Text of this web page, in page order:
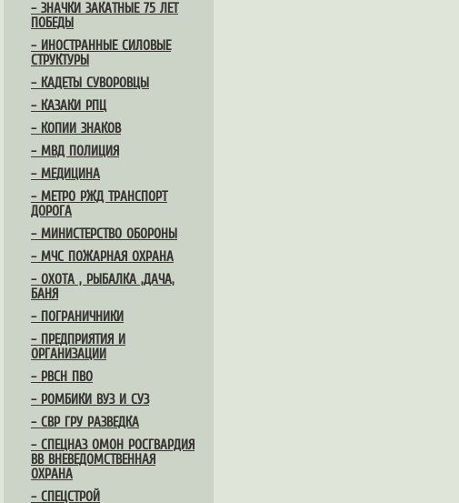
– ЗНАЧКИ ЗАКАТНЫЕ 75 ЛЕТ
ПОБЕДЫ
– ИНОСТРАННЫЕ СИЛОВЫЕ
СТРУКТУРЫ
– КАДЕТЫ СУВОРОВЦЫ
– КАЗАКИ РПЦ
– КОПИИ ЗНАКОВ
– МВД ПОЛИЦИЯ
– МЕДИЦИНА
– МЕТРО РЖД ТРАНСПОРТ
ДОРОГА
– МИНИСТЕРСТВО ОБОРОНЫ
– МЧС ПОЖАРНАЯ ОХРАНА
– ОХОТА , РЫБАЛКА ,ДАЧА,
БАНЯ
– ПОГРАНИЧНИКИ
– ПРЕДПРИЯТИЯ И
ОРГАНИЗАЦИИ
– РВСН ПВО
– РОМБИКИ ВУЗ И СУЗ
– СВР ГРУ РАЗВЕДКА
– СПЕЦНАЗ ОМОН РОСГВАРДИЯ
ВВ ВНЕВЕДОМСТВЕННАЯ
ОХРАНА
– СПЕЦСТРОЙ